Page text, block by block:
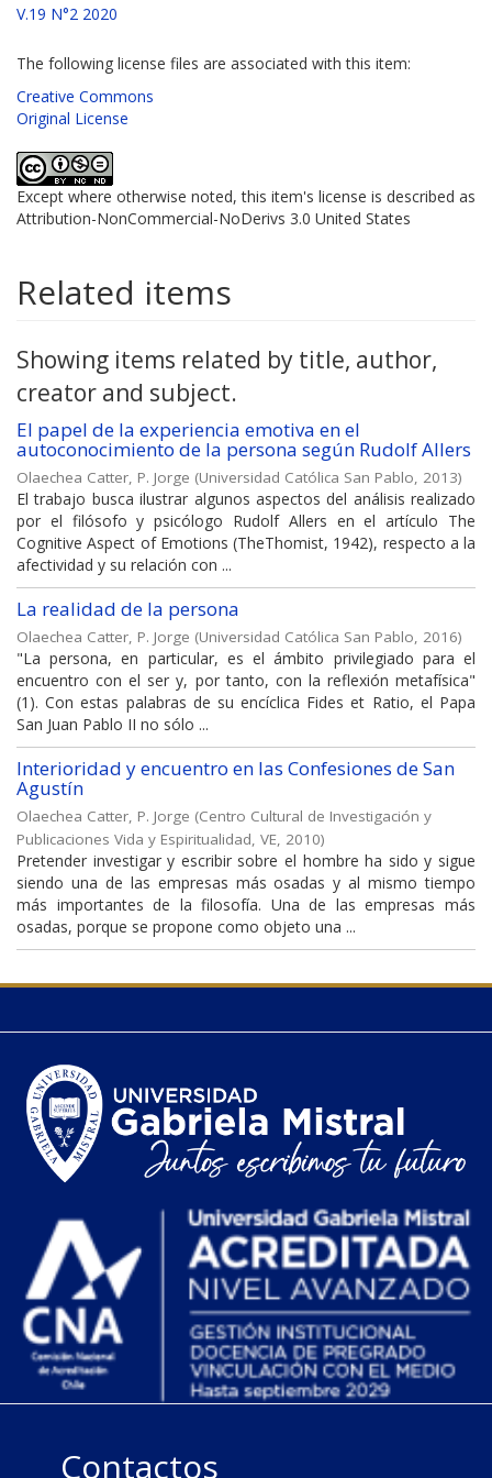
V.19 N°2 2020
The following license files are associated with this item:
Creative Commons
Original License
Except where otherwise noted, this item's license is described as
Attribution-NonCommercial-NoDerivs 3.0 United States
Related items
Showing items related by title, author,
creator and subject.
El papel de la experiencia emotiva en el
autoconocimiento de la persona según Rudolf Allers
Olaechea Catter, P. Jorge (Universidad Católica San Pablo, 2013)
El trabajo busca ilustrar algunos aspectos del análisis realizado
por el filósofo y psicólogo Rudolf Allers en el artículo The
Cognitive Aspect of Emotions (TheThomist, 1942), respecto a la
afectividad y su relación con ...
La realidad de la persona
Olaechea Catter, P. Jorge (Universidad Católica San Pablo, 2016)
"La persona, en particular, es el ámbito privilegiado para el
encuentro con el ser y, por tanto, con la reflexión metafísica"
(1). Con estas palabras de su encíclica Fides et Ratio, el Papa
San Juan Pablo II no sólo ...
Interioridad y encuentro en las Confesiones de San
Agustín
Olaechea Catter, P. Jorge (Centro Cultural de Investigación y
Publicaciones Vida y Espiritualidad, VE, 2010)
Pretender investigar y escribir sobre el hombre ha sido y sigue
siendo una de las empresas más osadas y al mismo tiempo
más importantes de la filosofía. Una de las empresas más
osadas, porque se propone como objeto una ...
Contactos